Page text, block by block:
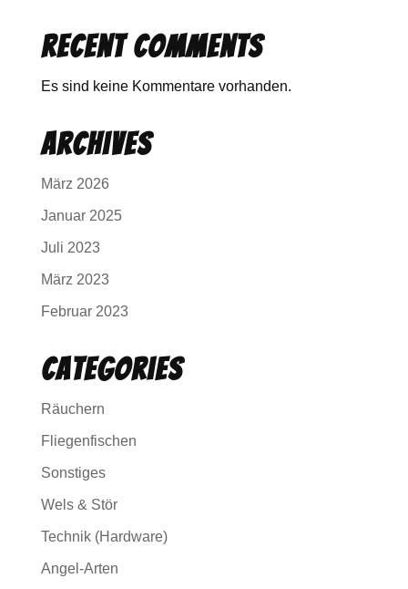
Recent Comments
Es sind keine Kommentare vorhanden.
Archives
März 2026
Januar 2025
Juli 2023
März 2023
Februar 2023
Categories
Räuchern
Fliegenfischen
Sonstiges
Wels & Stör
Technik (Hardware)
Angel-Arten